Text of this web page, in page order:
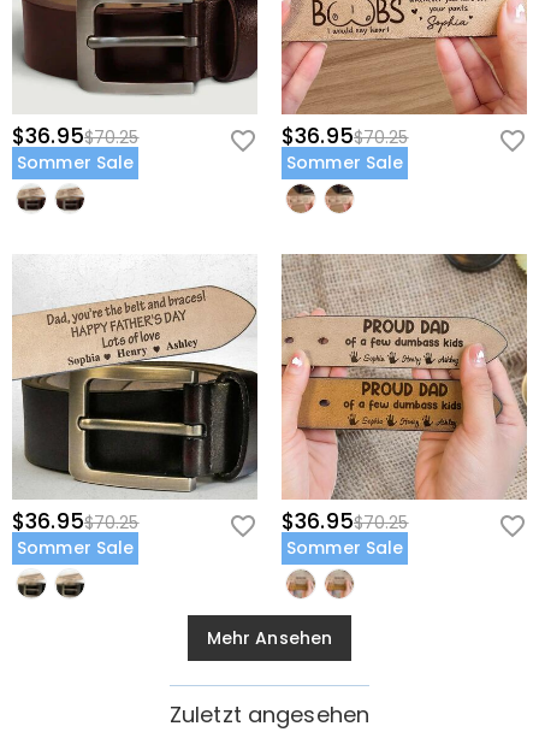
$36.95$70.25
Sommer Sale
$36.95$70.25
Sommer Sale
$36.95$70.25
Sommer Sale
$36.95$70.25
Sommer Sale
Mehr Ansehen
Zuletzt angesehen